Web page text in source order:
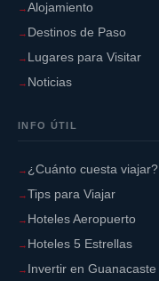
Bomba:
Alojamiento
Destinos de Paso
Lugares para Visitar
Noticias
INFO ÚTIL
¿Cuánto cuesta viajar?
Tips para Viajar
Hoteles Aeropuerto
Hoteles 5 Estrellas
Invertir en Guanacaste